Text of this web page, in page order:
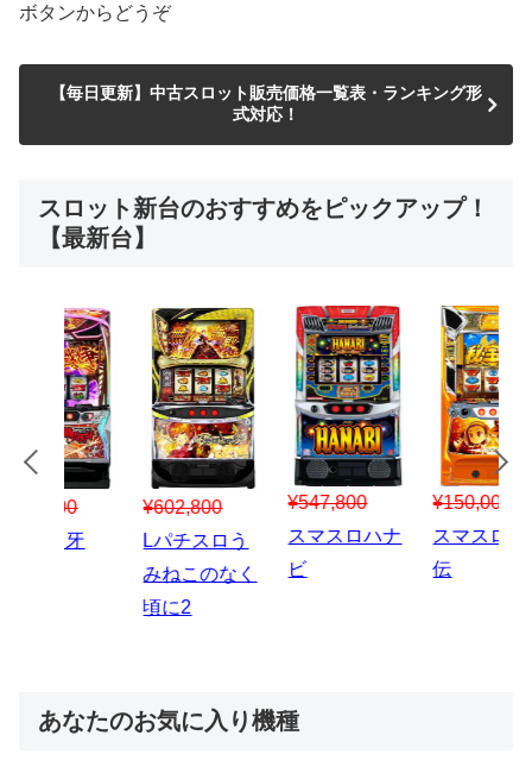
ボタンからどうぞ
【毎日更新】中古スロット販売価格一覧表・ランキング形
式対応！
スロット新台のおすすめをピックアップ！
【最新台】
¥547,800
スマスロハナ
¥150,000
スマスロ秘宝
伝
¥1,867,800
Lパチスロ 炎
炎ノ消防隊2
あなたのお気に入り機種